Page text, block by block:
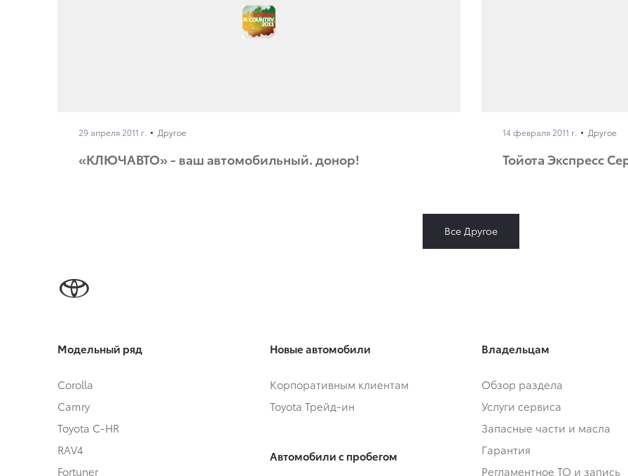
29 апреля 2011 г. Другое
«КЛЮЧАВТО» - ваш автомобильный. донор!
14 февраля 2011 г. Другое
Тойота Экспресс
Все Другое
Модельный ряд
Corolla
Camry
Toyota C-HR
RAV4
Fortuner
Новые автомобили
Корпоративным клиентам
Toyota Трейд-ин
Автомобили с пробегом
Владельцам
Обзор раздела
Услуги сервиса
Запасные части и масла
Гарантия
Регламентное ТО и запись